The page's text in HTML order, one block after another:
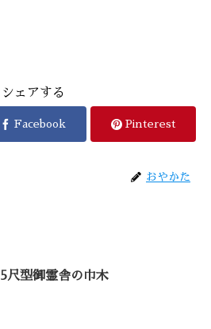
シェアする
Facebook Pinterest
おやかた
5尺型御霊舎の巾木